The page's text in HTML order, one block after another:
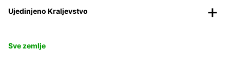
Ujedinjeno Kraljevstvo
Sve zemlje